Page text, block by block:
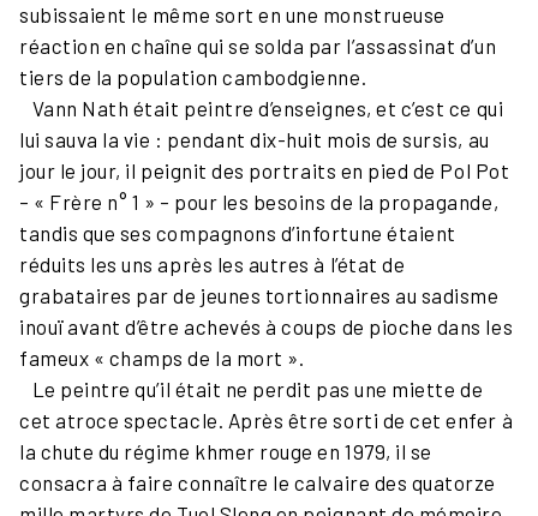
subissaient le même sort en une monstrueuse
réaction en chaîne qui se solda par l’assassinat d’un
tiers de la population cambodgienne.
Vann Nath était peintre d’enseignes, et c’est ce qui
lui sauva la vie : pendant dix-huit mois de sursis, au
jour le jour, il peignit des portraits en pied de Pol Pot
– « Frère n° 1 » – pour les besoins de la propagande,
tandis que ses compagnons d’infortune étaient
réduits les uns après les autres à l’état de
grabataires par de jeunes tortionnaires au sadisme
inouï avant d’être achevés à coups de pioche dans les
fameux « champs de la mort ».
Le peintre qu’il était ne perdit pas une miette de
cet atroce spectacle. Après être sorti de cet enfer à
la chute du régime khmer rouge en 1979, il se
consacra à faire connaître le calvaire des quatorze